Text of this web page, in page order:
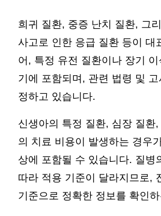
희귀 질환, 중증 난치 질환, 그
사고로 인한 응급 질환 등이 대
어, 특정 유전 질환이나 장기
기에 포함되며, 관련 법령 및
정하고 있습니다.
신생아의 특정 질환, 심장 질환
의 치료 비용이 발생하는 경우
상에 포함될 수 있습니다. 질병
따라 적용 기준이 달라지므로,
기준으로 정확한 정보를 확인